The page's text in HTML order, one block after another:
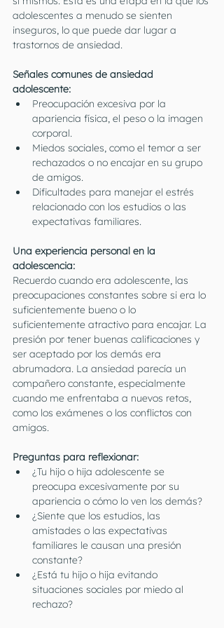
adolescentes a menudo se sienten
inseguros, lo que puede dar lugar a
trastornos de ansiedad.
Señales comunes de ansiedad
adolescente:
Preocupación excesiva por la
apariencia física, el peso o la imagen
corporal.
Miedos sociales, como el temor a ser
rechazados o no encajar en su grupo
de amigos.
Dificultades para manejar el estrés
relacionado con los estudios o las
expectativas familiares.
Una experiencia personal en la
adolescencia:
Recuerdo cuando era adolescente, las
preocupaciones constantes sobre si era lo
suficientemente bueno o lo
suficientemente atractivo para encajar. La
presión por tener buenas calificaciones y
ser aceptado por los demás era
abrumadora. La ansiedad parecía un
compañero constante, especialmente
cuando me enfrentaba a nuevos retos,
como los exámenes o los conflictos con
amigos.
Preguntas para reflexionar:
¿Tu hijo o hija adolescente se
preocupa excesivamente por su
apariencia o cómo lo ven los demás?
¿Siente que los estudios, las
amistades o las expectativas
familiares le causan una presión
constante?
¿Está tu hijo o hija evitando
situaciones sociales por miedo al
rechazo?